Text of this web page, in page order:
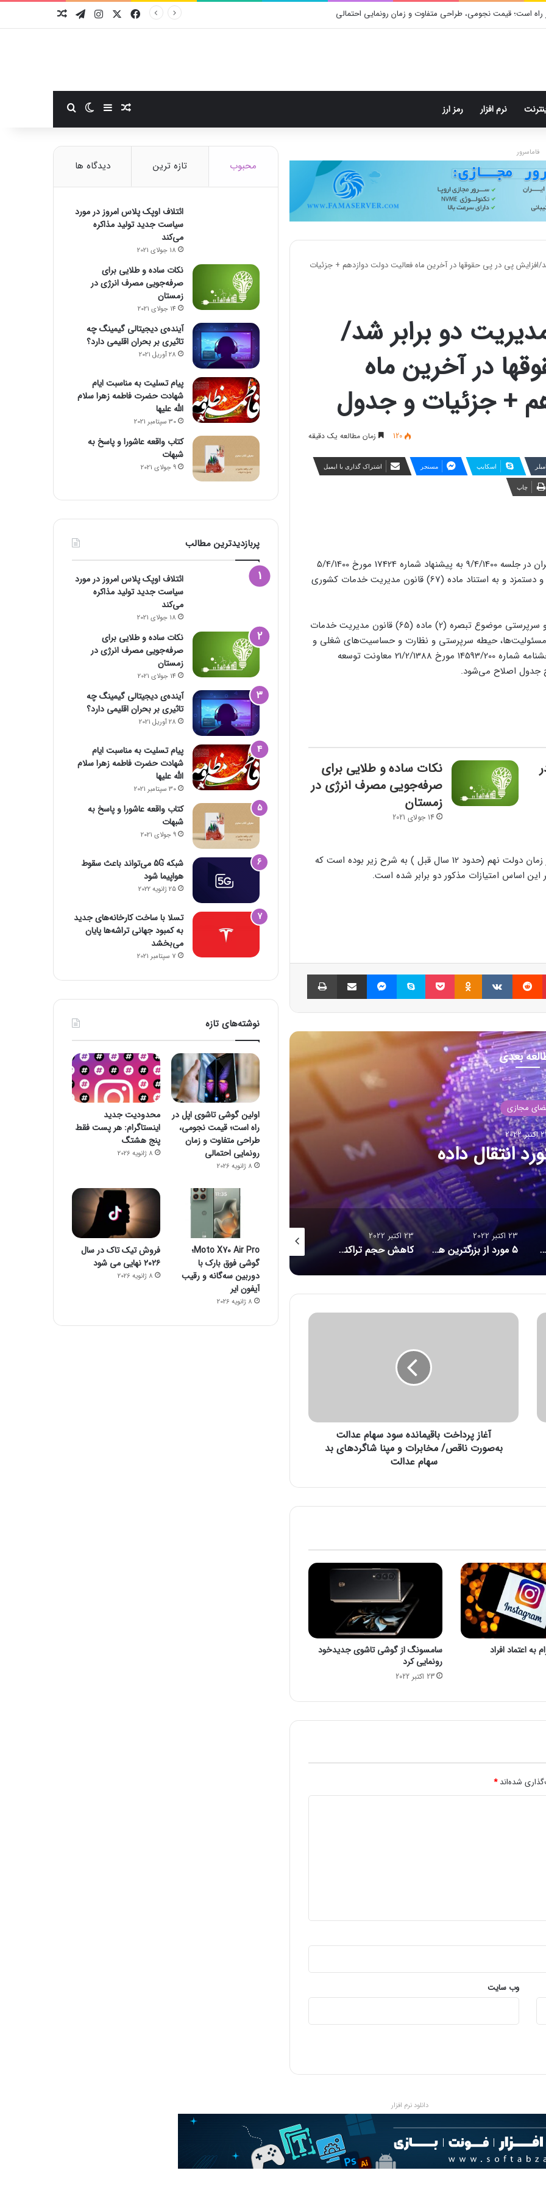
است؛ قیمت نجومی، طراحی متفاوت و زمان رونمایی احتمالی فیسبوکایکس اینستاگرام
تلگرام
نرم افزار رمز ارز نوشته تصادفی
سایدبارتغییر پوسته
فاماسرور
افزایش پی در پی حقوقها در آخرین ماه فعالیت دولت دوازدهم + جزئیات
دو برابر شد/
در آخرین ماه
+ جزئیات و جدول
120 زمان مطالعه یک دقیقه
اسکایپ مسنجر اشتراک گذاری با ایمیل
چاپ
به گزارش خبرنگار اقتصادی خبرگزاری تسنیم، هیئت وزیران در جلسه 9/4/1400 به پیشنهاد شماره 17424 مورخ 5/4/1400
سازمان اداری و استخدامی کشور و تأیید شورای حقوق و دستمزد و به استناد ماده (67) قانون مدیریت خدمات کشوری
1- امتیاز فوق‌العاده مدیریت هر یک از عناوین مدیریت و سرپرستی موضوع تبصره (2) ماده (65) قانون مدیریت خدمات
وظایف و مسئولیت‌ها، حیطه سرپرستی و نظارت و حساسیت‌های شغلی و
سایر عوامل مربوط موضوع جدول شماره (2) بند (2) بخشنامه شماره 14593/200 مورخ 21/2/1388 معاونت توسعه
جدول اصلاح می‌شود.
نکات ساده و طلایی برای
صرفه‌جویی مصرف انرژی در
زمستان
14 جولای 2021
گفتنی است، جدول مصوب امتیازات فوق العاده ویژه در زمان دولت نهم (حدود 12 سال قبل ) به شرح زیر بوده است که
این اساس امتیازات مذکور دو برابر شده است.
پینتریست Reddit
VKontakte
Odnoklassniki پاکت اسکایپ مسنجر اشتراک گذاری با ایمیل
بعدی
مجازی
2022
انتقال داده ۱۶ برنامه آلوده از گوگل پلی پاک شدند
۱۶ برنامه آلوده از گوگل پلی پاک شدند
23 اکتبر 2022
۵ مورد از بزرگترین هک‌های تاریخ امنیت سایبری/ حلقه ازدواج هوشمندی که مراقب شماست/ احتمال بازبینی امنیتی آمریکا از قرارداد ماسک برای خرید توییتر
23 اکتبر 2022
کاهش حجم تراکنش‌ توکن‌های متاورس جیمز وب از توده اسرار آمیز تصویربرداری کرد
23 اکتبر 2022
چگونه یک گوشی هوشمند می‌تواند خطر مرگ شما را پیش بینی کند؟
23 اکتبر 2022
آ
خ
ی
ه
س
و
د
س
ه
م
ع
ت
ر
ت
ن
ا
و
پ
ن
ا
ا
ه
ب
د
س
ا
آغاز پرداخت باقیمانده سود سهام عدالت
به‌صورت ناقص/ مخابرات و مپنا شاگردهای بد
سهام عدالت
به اعتماد افراد
سامسونگ از گوشی تاشوی جدیدخود
رونمایی کرد
23 اکتبر 2022
شده‌اند*
وب‌ سایت
محبوب تازه ترین دیدگاه ها
ائتلاف اوپک پلاس امروز در مورد
سیاست جدید تولید مذاکره
می‌کند
18 جولای 2021
نکات ساده و طلایی برای
صرفه‌جویی مصرف انرژی در
زمستان
14 جولای 2021
آینده‌ی دیجیتالی گیمینگ چه
تاثیری بر بحران اقلیمی دارد؟
28 آوریل 2021
پیام تسلیت به مناسبت ایام
شهادت حضرت فاطمه زهرا سلام
الله علیها
30 سپتامبر 2021
کتاب واقعه عاشورا و پاسخ به
شبهات
9 جولای 2021
پربازدیدترین مطالب
ائتلاف اوپک پلاس امروز در مورد
سیاست جدید تولید مذاکره
می‌کند
18 جولای 2021
نکات ساده و طلایی برای
صرفه‌جویی مصرف انرژی در
زمستان
14 جولای 2021
آینده‌ی دیجیتالی گیمینگ چه
تاثیری بر بحران اقلیمی دارد؟
28 آوریل 2021
پیام تسلیت به مناسبت ایام
شهادت حضرت فاطمه زهرا سلام
الله علیها
30 سپتامبر 2021
کتاب واقعه عاشورا و پاسخ به
شبهات
9 جولای 2021
شبکه 5G می‌تواند باعث سقوط
هواپیما شود
25 ژانویه 2022
تسلا با ساخت کارخانه‌های جدید
به کمبود جهانی تراشه‌ها پایان
می‌بخشد
7 سپتامبر 2021
نوشته‌های تازه
اولین گوشی تاشوی اپل در
راه است؛ قیمت نجومی،
طراحی متفاوت و زمان
رونمایی احتمالی
8 ژانویه 2026
محدودیت جدید
اینستاگرام: هر پست فقط
پنج هشتگ
8 ژانویه 2026
Moto X70 Air Pro؛
گوشی فوق بارک با
دوربین سه‌گانه و رقیب
آیفون ایر
8 ژانویه 2026
فروش تیک تاک در سال
۲۰۲۶ نهایی می شود
8 ژانویه 2026
دانلود نرم افزار